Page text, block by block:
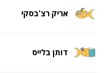
אריק רצ'בסקי
דותן בלייס